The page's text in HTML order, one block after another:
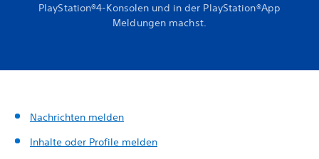
PlayStation®4-Konsolen und in der PlayStation®App
Meldungen machst.
Nachrichten melden
Inhalte oder Profile melden